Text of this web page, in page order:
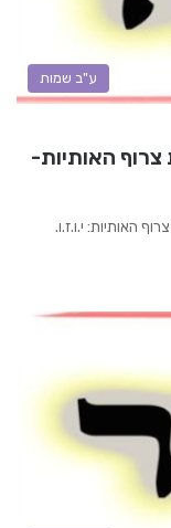
ע"ב שמות
האותיות-